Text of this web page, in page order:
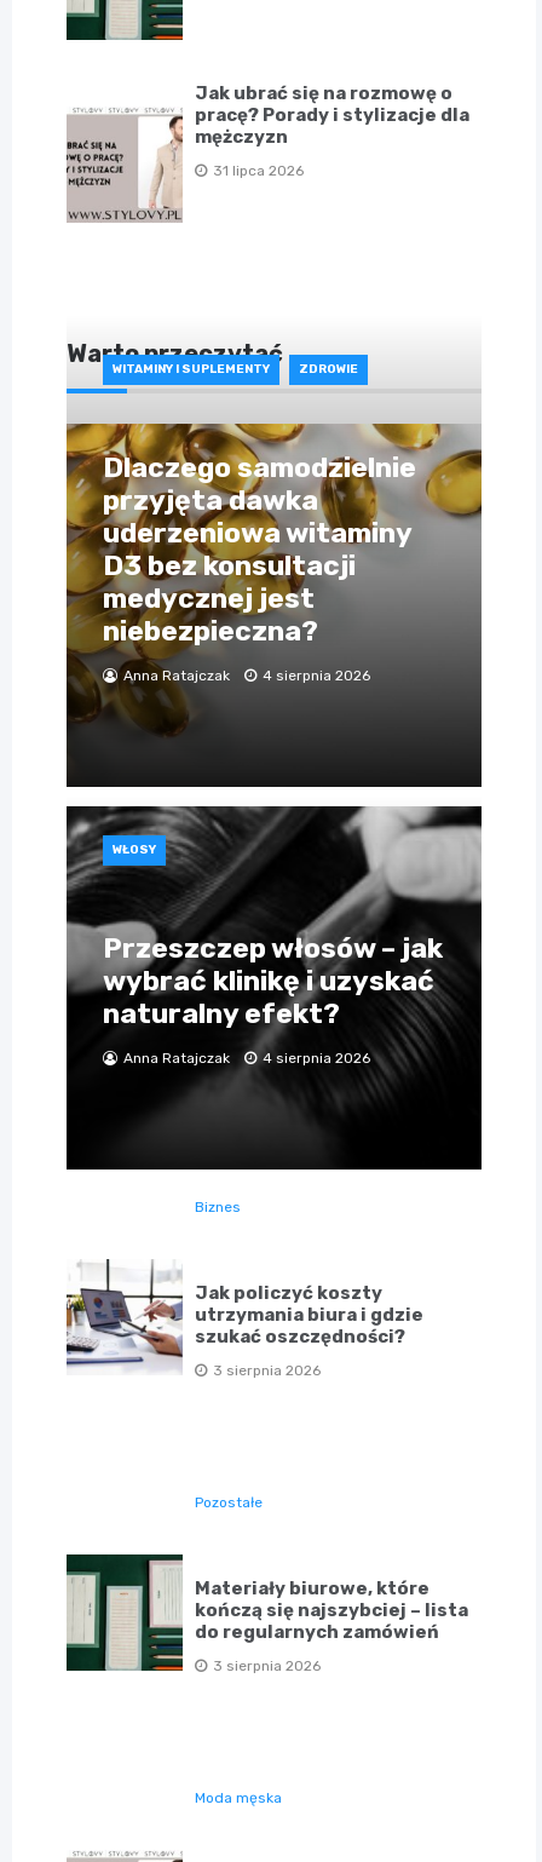
Jak ubrać się na rozmowę o
pracę? Porady i stylizacje dla
mężczyzn
31 lipca 2026
Warto przeczytać
WITAMINY I SUPLEMENTY ZDROWIE
Dlaczego samodzielnie
przyjęta dawka
uderzeniowa witaminy
D3 bez konsultacji
medycznej jest
niebezpieczna?
Anna Ratajczak 4 sierpnia 2026
WŁOSY
Przeszczep włosów – jak
wybrać klinikę i uzyskać
naturalny efekt?
Anna Ratajczak 4 sierpnia 2026
Biznes
Jak policzyć koszty
utrzymania biura i gdzie
szukać oszczędności?
3 sierpnia 2026
Pozostałe
Materiały biurowe, które
kończą się najszybciej – lista
do regularnych zamówień
3 sierpnia 2026
Moda męska